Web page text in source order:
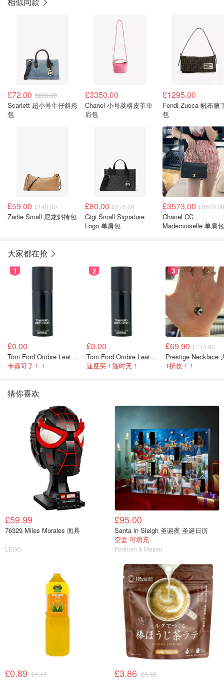
£72.00 £230.00
Scarlett 超小号牛仔斜挎
包
£3350.00
Chanel 小号菱格皮革单
肩包
£1295.00
Fendi Zucca 帆布腋
包
£59.00 £140.00
Zadie Small 尼龙斜挎包
£80.00 £275.00
Gigi Small Signature
Logo 单肩包
£3573.00 £6670.00
Chanel CC
Mademoiselle 单肩
大家都在抢
1
£0.00
Tom Ford Ombre Leather 身体喷雾 150ml
卡霸哥了！！
2
£0.00
Tom Ford Ombre Leather 全身喷雾 150ml
速度买！随时无！
3
£69.90 £714.90
1折收！！
猜你喜欢
£59.99
76329 Miles Morales 面具
LEGO
£95.00
Santa in Sleigh 圣诞夜 圣诞日历
空盒 可填充
Fortnum & Mason
£0.89 £1.17 £3.86 £5.15